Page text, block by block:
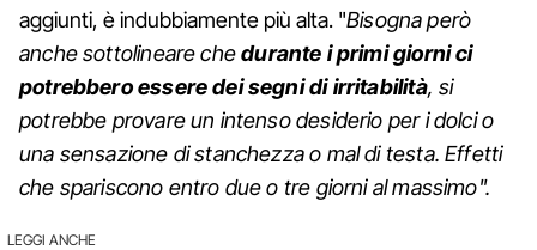
aggiunti, è indubbiamente più alta. "Bisogna però
anche sottolineare chedurante i primi giorni ci
potrebbero essere dei segni di irritabilità, si
potrebbe provare un intenso desiderio per i dolci o
una sensazione di stanchezza o mal di testa. Effetti
che spariscono entro due o tre giorni al massimo".
LEGGI ANCHE